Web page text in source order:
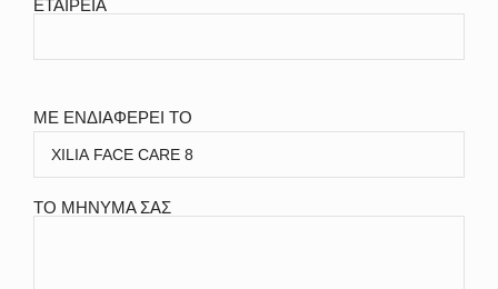
ΕΤΑΙΡΕΙΑ
ΜΕ ΕΝΔΙΑΦΕΡΕΙ ΤΟ
ΤΟ ΜΗΝΥΜΑ ΣΑΣ